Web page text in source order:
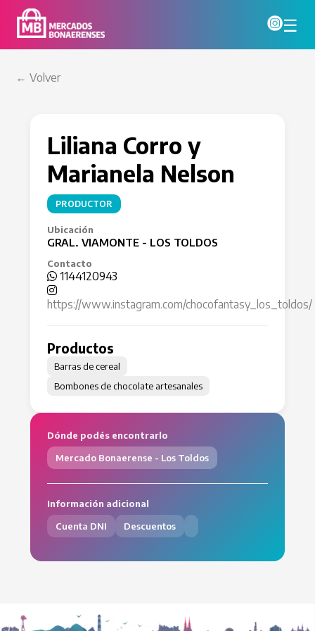
☰
← Volver
Liliana Corro y
Marianela Nelson
PRODUCTOR
Ubicación
GRAL. VIAMONTE - LOS TOLDOS
Contacto
1144120943
https://www.instagram.com/chocofantasy_los_toldos/
Productos
Barras de cereal
Bombones de chocolate artesanales
Dónde podés encontrarlo
Mercado Bonaerense - Los Toldos
Información adicional
Cuenta DNI
Descuentos